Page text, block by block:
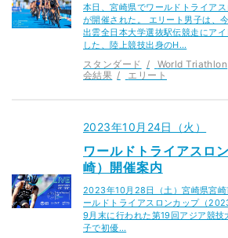
本日、宮崎県でワールドトライア
が開催された。 エリート男子は、
出雲全日本大学選抜駅伝競走にア
した、陸上競技出身のH…
スタンダード World Triathlon
会結果
エリート
2023年10月24日（火）
ワールドトライアスロ
崎）開催案内
2023年10月28日（土）宮崎県宮
ールドトライアスロンカップ（
9月末に行われた第19回アジア競
子で初優…